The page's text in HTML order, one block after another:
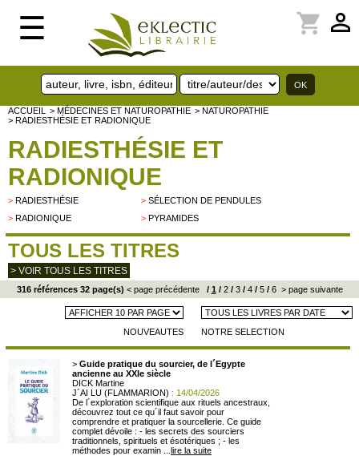
☰ perm_identity
shopping_cart
ACCUEIL > MÉDECINES ET NATUROPATHIE > NATUROPATHIE
> RADIESTHÉSIE ET RADIONIQUE
RADIESTHÉSIE ET
RADIONIQUE
> RADIESTHÉSIE >SÉLECTION DE PENDULES
> RADIONIQUE >PYRAMIDES
TOUS LES TITRES
> VOIR TOUS LES TITRES
316 références 32 page(s) < page précédente/ 1 /2/3/4/5/6 > page suivante
NOUVEAUTES NOTRE SELECTION
> Guide pratique du sourcier, de l´Egypte
ancienne au XXIe siècle
DICK Martine
J´AI LU (FLAMMARION) : 14/04/2026
De l´exploration scientifique aux rituels ancestraux,
découvrez tout ce qu´il faut savoir pour
comprendre et pratiquer la sourcellerie. Ce guide
complet dévoile : - les secrets des sourciers
traditionnels, spirituels et ésotériques ; - les
méthodes pour examin ... lire la suite